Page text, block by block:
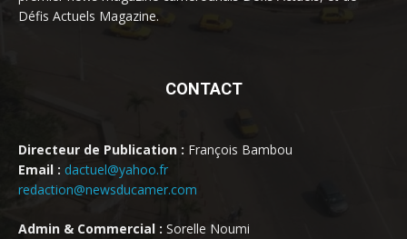
Défis Actuels Magazine.
CONTACT
Directeur de Publication : François Bambou
Email : dactuel@yahoo.fr
redaction@newsducamer.com
Admin & Commercial : Sorelle Noumi